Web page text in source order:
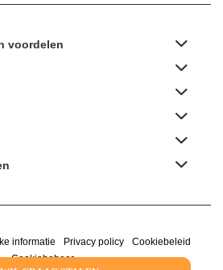
voordelen
informatie Privacy policy
Cookiebeleid
Cookiebeheer